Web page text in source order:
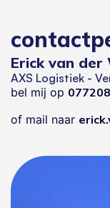
Erick van der
AXS Logistiek -
bel mij op
of mail naar